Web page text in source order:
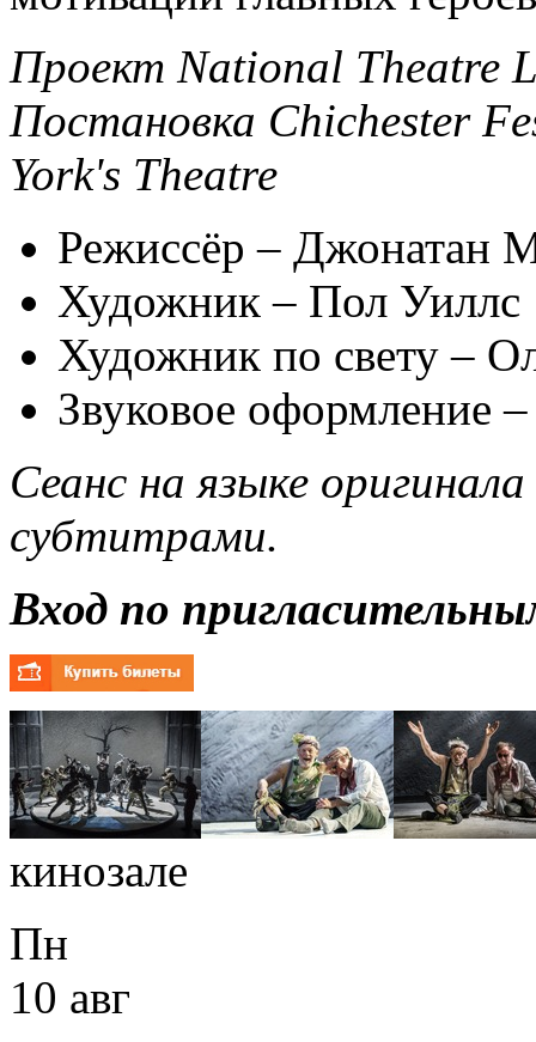
Проект National Theatre
Постановка Chichester
York's Theatre
Режиссёр – Джонатан
Художник – Пол Уиллс
Художник по свету –
Звуковое оформление
Сеанс на языке
субтитрами.
Вход по
кинозале
Пн
10 авг